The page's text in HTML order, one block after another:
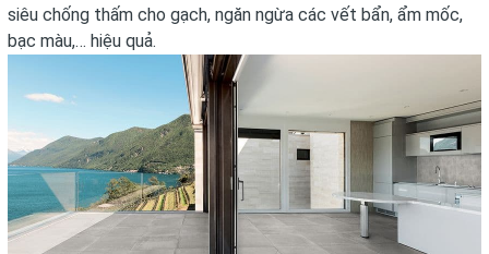
siêu chống thấm cho gạch, ngăn ngừa các vết bẩn, ẩm mốc,
bạc màu,… hiệu quả.